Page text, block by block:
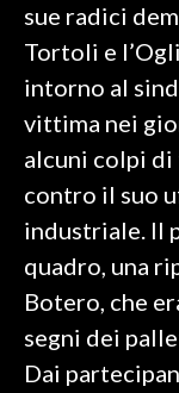
CULTURA
GOSSIP
SALUTE
SARDEGNA TURISMO
sue radici
Tortoli e
intorno al
vittima nei
alcuni colpi
contro il suo
industriale. Il
quadro, una
Botero, che
segni dei
Dai